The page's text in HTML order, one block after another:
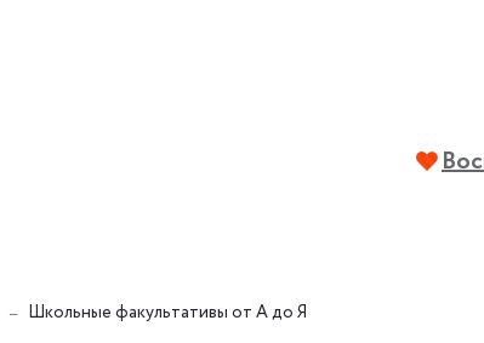
Школьные факультативы от А до Я